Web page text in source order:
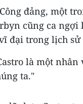
đảng, một
cũng ca ngợi
đại trong lịch
là một
ta."